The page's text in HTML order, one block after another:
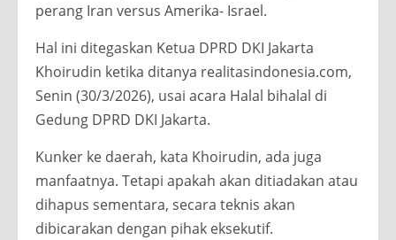
perang Iran versus Amerika- Israel.
Hal ini ditegaskan Ketua DPRD DKI Jakarta
Khoirudin ketika ditanya realitasindonesia.com,
Senin (30/3/2026), usai acara Halal bihalal di
Gedung DPRD DKI Jakarta.
Kunker ke daerah, kata Khoirudin, ada juga
manfaatnya. Tetapi apakah akan ditiadakan atau
dihapus sementara, secara teknis akan
dibicarakan dengan pihak eksekutif.